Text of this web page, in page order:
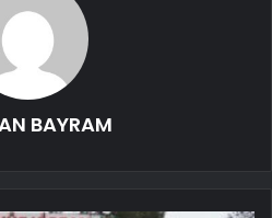
BAYRAM